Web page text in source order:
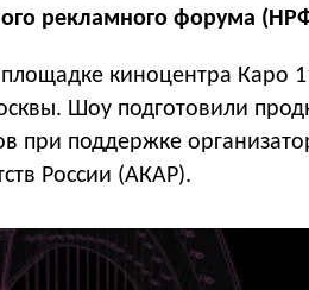
рекламного форума
киноцентра Каро
Шоу подготовили
при поддержке
России (АКАР).